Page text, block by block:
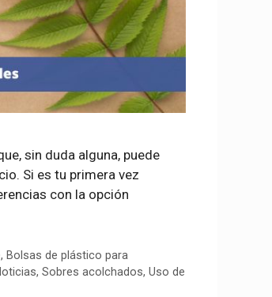
sin duda alguna, puede
Si es tu primera vez
con la opción
, Bolsas de plástico para
, Sobres acolchados, Uso de